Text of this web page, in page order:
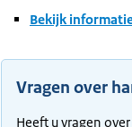
Bekijk
Vragen over
Heeft u vragen